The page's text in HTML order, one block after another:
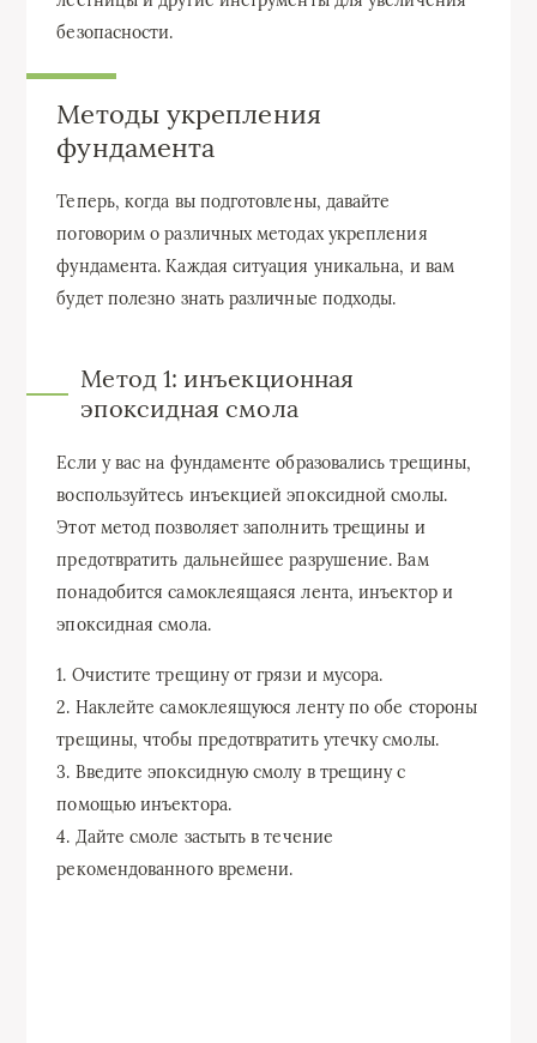
безопасности.
Методы укрепления
фундамента
Теперь, когда вы подготовлены, давайте
поговорим о различных методах укрепления
фундамента. Каждая ситуация уникальна, и вам
будет полезно знать различные подходы.
Метод 1: инъекционная
эпоксидная смола
Если у вас на фундаменте образовались трещины,
воспользуйтесь инъекцией эпоксидной смолы.
Этот метод позволяет заполнить трещины и
предотвратить дальнейшее разрушение. Вам
понадобится самоклеящаяся лента, инъектор и
эпоксидная смола.
1. Очистите трещину от грязи и мусора.
2. Наклейте самоклеящуюся ленту по обе стороны
трещины, чтобы предотвратить утечку смолы.
3. Введите эпоксидную смолу в трещину с
помощью инъектора.
4. Дайте смоле застыть в течение
рекомендованного времени.